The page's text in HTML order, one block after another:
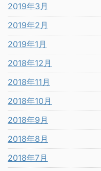
2019年3月
2019年2月
2019年1月
2018年12月
2018年11月
2018年10月
2018年9月
2018年8月
2018年7月